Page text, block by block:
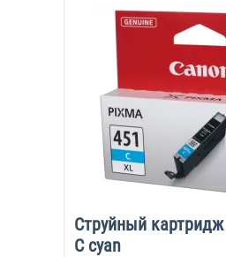
Струйный картридж
C cyan